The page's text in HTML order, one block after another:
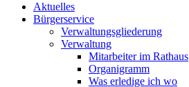
Aktuelles
Bürgerservice
Verwaltungsgliederung
Verwaltung
Mitarbeiter im Rathaus
Organigramm
Was erledige ich wo